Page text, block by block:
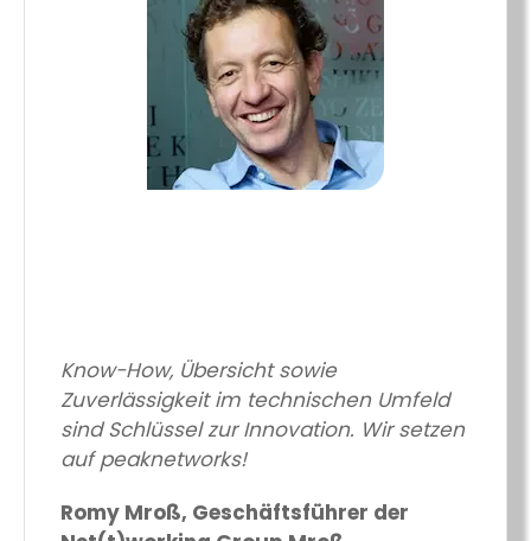
Know-How, Übersicht sowie
Zuverlässigkeit im technischen Umfeld
sind Schlüssel zur Innovation. Wir setzen
auf peaknetworks!
Romy Mroß, Geschäftsführer der